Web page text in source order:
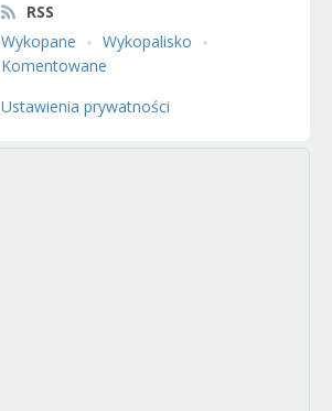
RSS
Wykopane
Wykopalisko
Komentowane
Ustawienia prywatności